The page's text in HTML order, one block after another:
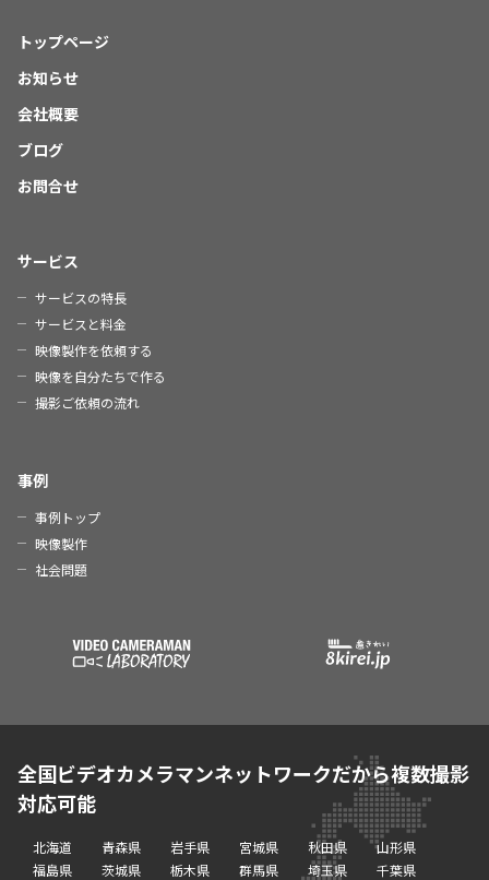
トップページ
お知らせ
会社概要
ブログ
お問合せ
サービス
サービスの特長
サービスと料金
映像製作を依頼する
映像を自分たちで作る
撮影ご依頼の流れ
事例
事例トップ
映像製作
社会問題
全国ビデオカメラマンネットワークだから複数撮影
対応可能
北海道 青森県 岩手県 宮城県 秋田県
山形県
福島県
茨城県 栃木県 群馬県 埼玉県 千葉県